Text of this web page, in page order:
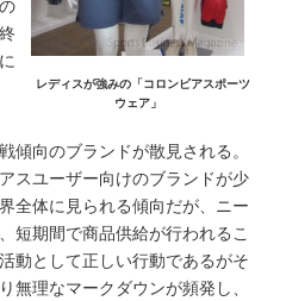
レディスが強みの「コロンビアスポーツ
ウェア」
傾向のブランドが散見される。
スユーザー向けのブランドが少
全体に見られる傾向だが、ニー
短期間で商品供給が行われるこ
動として正しい行動であるがそ
無理なマークダウンが頻発し、